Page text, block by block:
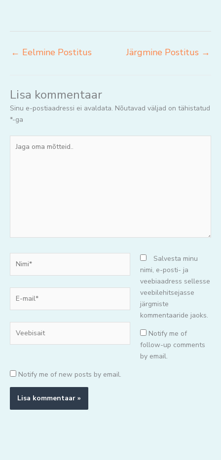
← Eelmine Postitus Järgmine Postitus →
Lisa kommentaar
Sinu e-postiaadressi ei avaldata. Nõutavad väljad on tähistatud
*-ga
oma
mail*
Salvesta minu
nimi, e-posti- ja
veebiaadress sellesse
veebilehitsejasse
järgmiste
kommentaaride jaoks.
Notify me of
follow-up comments
by email.
Notify me of new posts by email.